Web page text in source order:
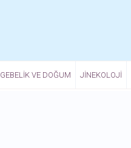
GEBELIK VE DOĞUM JINEKOLOJI